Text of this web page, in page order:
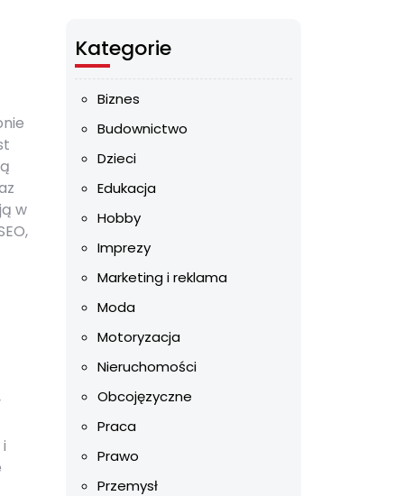
w
Kategorie
Biznes
Budownictwo
Dzieci
Edukacja
Hobby
Imprezy
Marketing i reklama
Moda
Motoryzacja
Nieruchomości
Obcojęzyczne
Praca
Prawo
Przemysł